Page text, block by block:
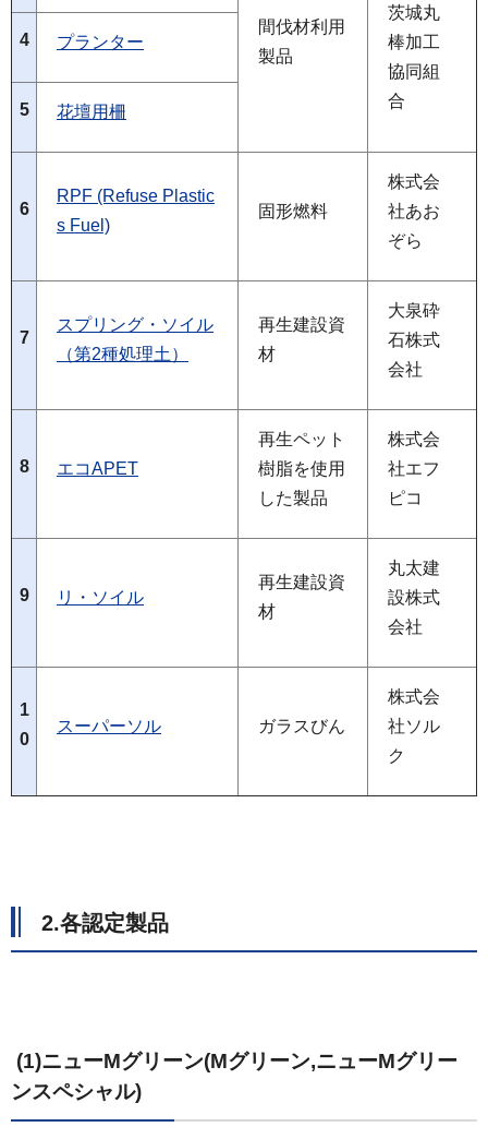
間伐材利用
製品
茨城丸
棒加工
協同組
合
4 プランター
5 花壇用柵
6
RPF (Refuse Plastic
s Fuel)
固形燃料
株式会
社あお
ぞら
7
スプリング・ソイル
（第2種処理土）
再生建設資
材
大泉砕
石株式
会社
8 エコAPET
再生ペット
樹脂を使用
した製品
株式会
社エフ
ピコ
9 リ・ソイル
再生建設資
材
丸太建
設株式
会社
1
0
スーパーソル ガラスびん
株式会
社ソル
ク
2.各認定製品
(1)ニューMグリーン(Mグリーン,ニューMグリー
ンスペシャル)